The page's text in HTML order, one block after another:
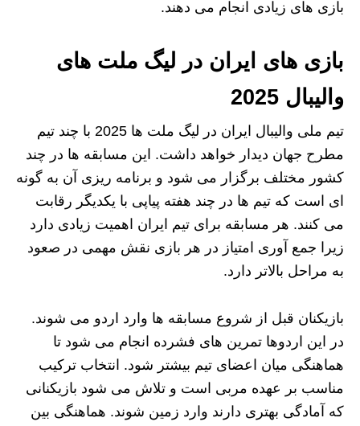
بازی‌ های زیادی انجام می‌ دهند.
بازی های ایران در لیگ ملت های
والیبال 2025
تیم ملی والیبال ایران در لیگ ملت‌ ها 2025 با چند تیم
مطرح جهان دیدار خواهد داشت. این مسابقه‌ ها در چند
کشور مختلف برگزار می‌ شود و برنامه‌ ریزی آن به گونه‌
ای است که تیم‌ ها در چند هفته پیاپی با یکدیگر رقابت
می‌ کنند. هر مسابقه برای تیم ایران اهمیت زیادی دارد
زیرا جمع‌ آوری امتیاز در هر بازی نقش مهمی در صعود
به مراحل بالاتر دارد.
بازیکنان قبل از شروع مسابقه‌ ها وارد اردو می‌ شوند.
در این اردوها تمرین‌ های فشرده انجام می‌ شود تا
هماهنگی میان اعضای تیم بیشتر شود. انتخاب ترکیب
مناسب بر عهده مربی است و تلاش می‌ شود بازیکنانی
که آمادگی بهتری دارند وارد زمین شوند. هماهنگی بین